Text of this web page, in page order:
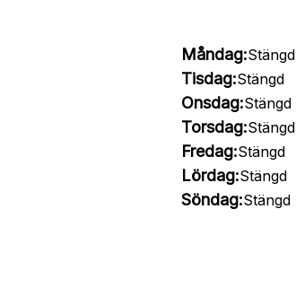
Måndag:Stängd
Tisdag:Stängd
Onsdag:Stängd
Torsdag:Stängd
Fredag:Stängd
Lördag:Stängd
Söndag:Stängd